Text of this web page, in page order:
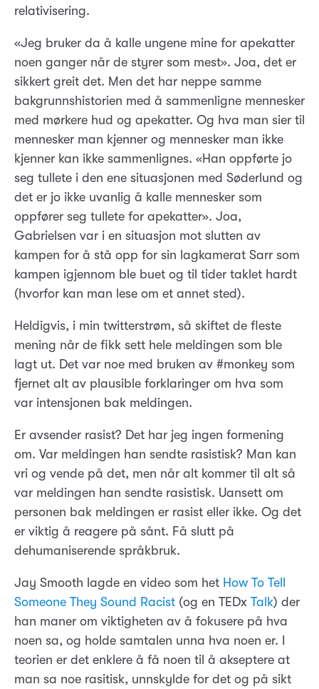
relativisering.
«Jeg bruker da å kalle ungene mine for apekatter
noen ganger når de styrer som mest». Joa, det er
sikkert greit det. Men det har neppe samme
bakgrunnshistorien med å sammenligne mennesker
med mørkere hud og apekatter. Og hva man sier til
mennesker man kjenner og mennesker man ikke
kjenner kan ikke sammenlignes. «Han oppførte jo
seg tullete i den ene situasjonen med Søderlund og
det er jo ikke uvanlig å kalle mennesker som
oppfører seg tullete for apekatter». Joa,
Gabrielsen var i en situasjon mot slutten av
kampen for å stå opp for sin lagkamerat Sarr som
kampen igjennom ble buet og til tider taklet hardt
(hvorfor kan man lese om et annet sted).
Heldigvis, i min twitterstrøm, så skiftet de fleste
mening når de fikk sett hele meldingen som ble
lagt ut. Det var noe med bruken av #monkey som
fjernet alt av plausible forklaringer om hva som
var intensjonen bak meldingen.
Er avsender rasist? Det har jeg ingen formening
om. Var meldingen han sendte rasistisk? Man kan
vri og vende på det, men når alt kommer til alt så
var meldingen han sendte rasistisk. Uansett om
personen bak meldingen er rasist eller ikke. Og det
er viktig å reagere på sånt. Få slutt på
dehumaniserende språkbruk.
Jay Smooth lagde en video som het How To Tell
Someone They Sound Racist (og en TEDx Talk) der
han maner om viktigheten av å fokusere på hva
noen sa, og holde samtalen unna hva noen er. I
teorien er det enklere å få noen til å akseptere at
man sa noe rasitisk, unnskylde for det og på sikt